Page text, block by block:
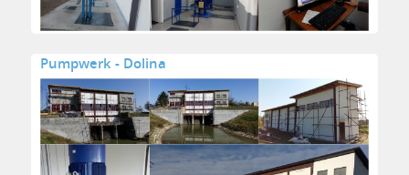
Pumpwerk - Dolina